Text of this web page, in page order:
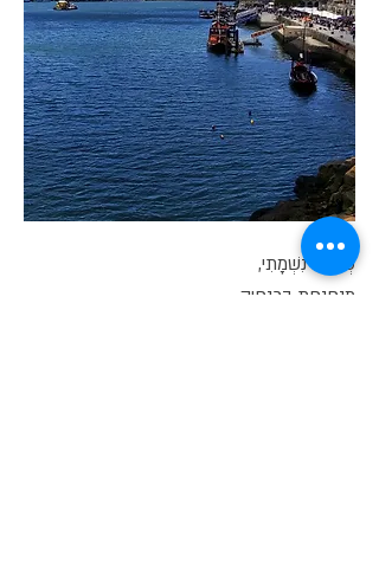
סְפִינַת נִשְׁמָתִי,
מְנַפְנֶפֶת בִּכְנָפֶיהָ.